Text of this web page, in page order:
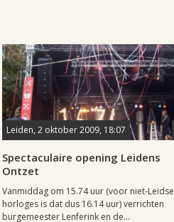
Leiden, 2 oktober 2009, 18:07
Spectaculaire opening Leidens
Ontzet
Vanmiddag om 15.74 uur (voor niet-Leidse
horloges is dat dus 16.14 uur) verrichten
burgemeester Lenferink en de...